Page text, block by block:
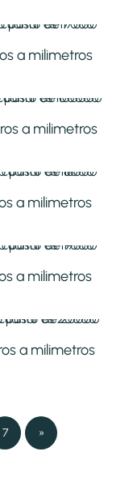
a milimetros
a milimetros
a milimetros
a milimetros
a milimetros
7 »